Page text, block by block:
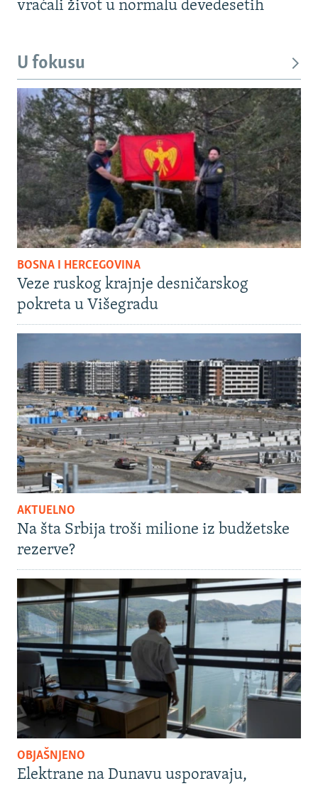
vraćali život u normalu devedesetih
U fokusu
BOSNA I HERCEGOVINA
Veze ruskog krajnje desničarskog
pokreta u Višegradu
AKTUELNO
Na šta Srbija troši milione iz budžetske
rezerve?
OBJAŠNJENO
Elektrane na Dunavu usporavaju,